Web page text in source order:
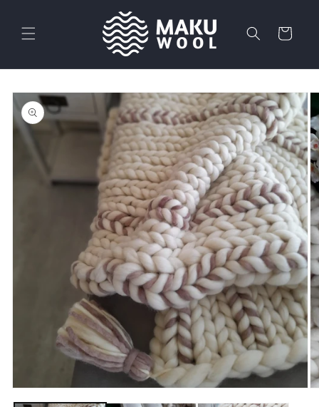
al contenido
Carrito
directamente
a la
información
del producto
elemento